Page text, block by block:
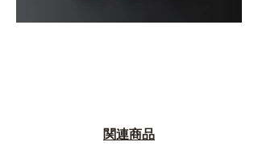
関連商品